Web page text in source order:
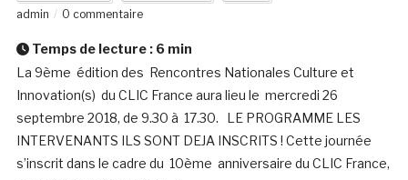
admin
0 commentaire
Temps de lecture : 6 min
La 9ème édition des Rencontres Nationales Culture et
Innovation(s) du CLIC France aura lieu le mercredi 26
septembre 2018, de 9.30 à 17.30. LE PROGRAMME LES
INTERVENANTS ILS SONT DEJA INSCRITS ! Cette journée
s’inscrit dans le cadre du 10ème anniversaire du CLIC France,